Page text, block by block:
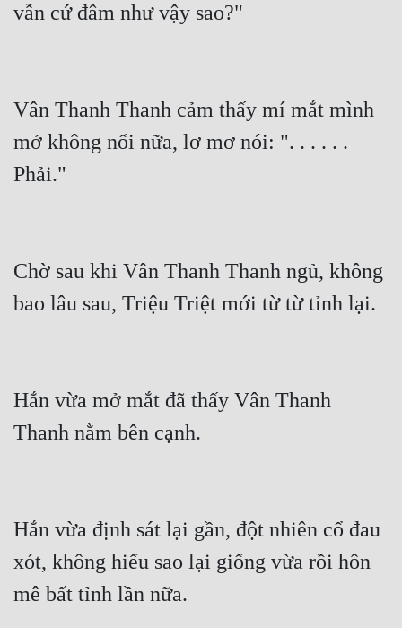
vẫn cứ đâm như vậy sao?"
Vân Thanh Thanh cảm thấy mí mắt mình
mở không nổi nữa, lơ mơ nói: ". . . . . .
Phải."
Chờ sau khi Vân Thanh Thanh ngủ, không
bao lâu sau, Triệu Triệt mới từ từ tỉnh lại.
Hắn vừa mở mắt đã thấy Vân Thanh
Thanh nằm bên cạnh.
Hắn vừa định sát lại gần, đột nhiên cổ đau
xót, không hiểu sao lại giống vừa rồi hôn
mê bất tỉnh lần nữa.